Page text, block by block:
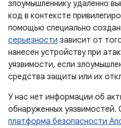
злоумышленнику удаленно
код в контексте
помощью специально
серьезности зависит от
нанесен устройству при
уязвимости, если
средства защиты или их
У нас нет информации об
обнаруженных уязвимостей.
платформа безопасности